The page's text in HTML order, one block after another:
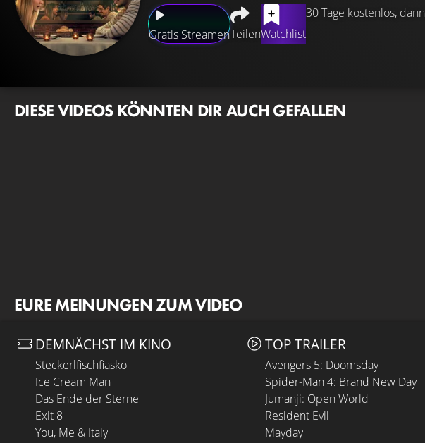
Gratis StreamenTeilenWatchlist
30 Tage kostenlos,
DIESE VIDEOS KÖNNTEN DIR AUCH GEFALLEN
EURE MEINUNGEN ZUM VIDEO
DEMNÄCHST IM KINO
Steckerlfischfiasko
Ice Cream Man
Das Ende der Sterne
Exit 8
You, Me & Italy
TOP TRAILER
Avengers 5: Doomsday
Spider-Man 4: Brand New Day
Jumanji: Open World
Resident Evil
Mayday